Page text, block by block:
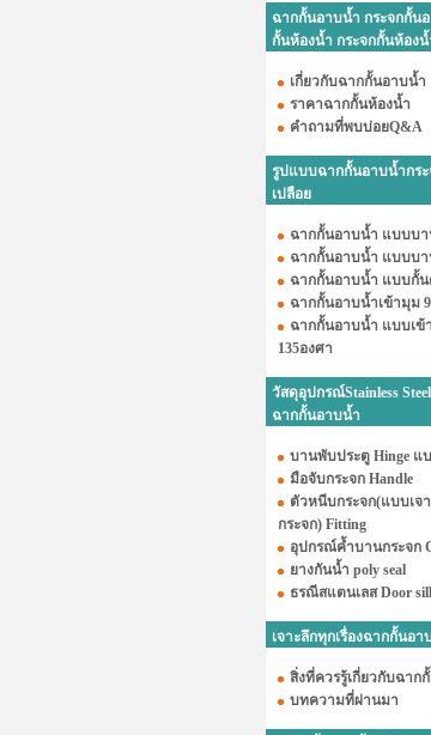
ฉากกั้นอาบน้ำ กระจกกั้น
กั้นห้องน้ำ กระจกกั้นห้องน้
เกี่ยวกับฉากกั้นอาบน้ำ
ราคาฉากกั้นห้องน้ำ
คำถามที่พบบ่อยQ&A
รูปแบบฉากกั้นอาบน้ำกร
เปลือย
ฉากกั้นอาบน้ำ แบบบา
ฉากกั้นอาบน้ำ แบบบา
ฉากกั้นอาบน้ำ แบบกั้น
ฉากกั้นอาบน้ำเข้ามุม
ฉากกั้นอาบน้ำ แบบเข้
135องศา
วัสดุอุปกรณ์Stainless
ฉากกั้นอาบน้ำ
บานพับประตู Hinge แ
มือจับกระจก Handle
ตัวหนีบกระจก(แบบเจ
กระจก) Fitting
อุปกรณ์ค้ำบานกระจก
ยางกันน้ำ poly seal
ธรณีสแตนเลส Door sill
เจาะลึกทุกเรื่องฉากกั้นอา
สิ่งที่ควรรู้เกี่ยวกับฉาก
บทความที่ผ่านมา